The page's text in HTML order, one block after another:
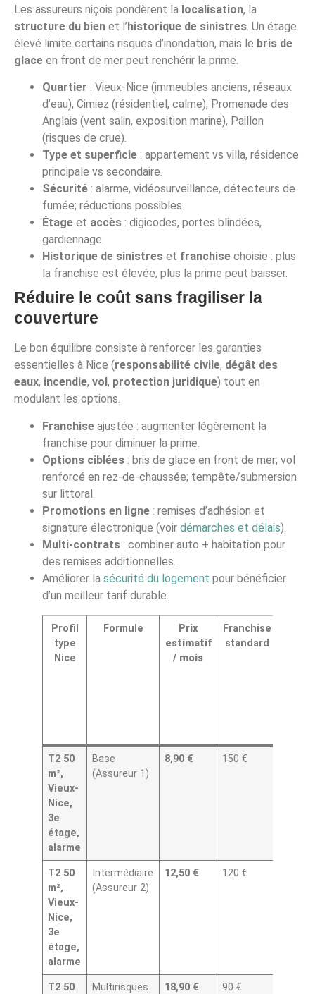
Les assureurs niçois pondèrent la localisation, la
structure du bien et l’historique de sinistres . Un étage
élevé limite certains risques d’inondation, mais le bris de
glace en front de mer peut renchérir la prime.
Quartier : Vieux-Nice (immeubles anciens, réseaux
d’eau), Cimiez (résidentiel, calme), Promenade des
Anglais (vent salin, exposition marine), Paillon
(risques de crue).
Type et superficie : appartement vs villa, résidence
principale vs secondaire.
Sécurité : alarme, vidéosurveillance, détecteurs de
fumée; réductions possibles.
Étage et accès : digicodes, portes blindées,
gardiennage.
Historique de sinistres et franchise choisie : plus
la franchise est élevée, plus la prime peut baisser.
Réduire le coût sans fragiliser la
couverture
Le bon équilibre consiste à renforcer les garanties
essentielles à Nice (responsabilité civile, dégât des
eaux, incendie, vol, protection juridique) tout en
modulant les options.
Franchise ajustée : augmenter légèrement la
franchise pour diminuer la prime.
Options ciblées : bris de glace en front de mer; vol
renforcé en rez-de-chaussée; tempête/submersion
sur littoral.
Promotions en ligne : remises d’adhésion et
signature électronique (voir démarches et délais).
Multi-contrats : combiner auto + habitation pour
des remises additionnelles.
Améliorer la sécurité du logement pour bénéficier
d’un meilleur tarif durable.
Profil
type
Nice
Formule
Prix
estimatif
/ mois
Franchise
standard
T2 50
m²,
Vieux-
Nice,
3e
étage,
alarme
Base
(Assureur 1)
8,90 € 150 €
T2 50
m²,
Vieux-
Nice,
3e
étage,
alarme
Intermédiaire
(Assureur 2)
12,50 € 120 €
T2 50
Multirisques
18,90 € 90 €